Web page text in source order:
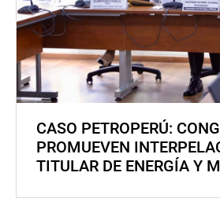
CASO PETROPERÚ:
PROMUEVEN
TITULAR DE ENERGÍA Y